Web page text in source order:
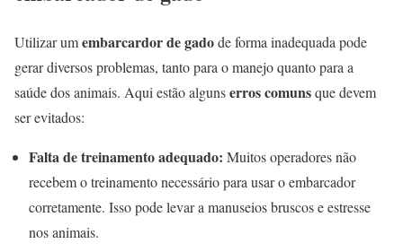
Utilizar umembarcardor de gadode forma inadequada pode
gerar diversos problemas, tanto para o manejo quanto para a
saúde dos animais. Aqui estão algunserros comunsque devem
ser evitados:
Falta de treinamento adequado: Muitos operadores não
recebem o treinamento necessário para usar o embarcador
corretamente. Isso pode levar a manuseios bruscos e estresse
nos animais.